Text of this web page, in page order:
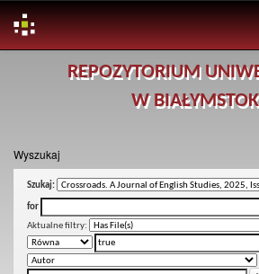
REPOZYTORIUM
W
Wyszukaj
Szukaj:
for
Aktualne filtry: